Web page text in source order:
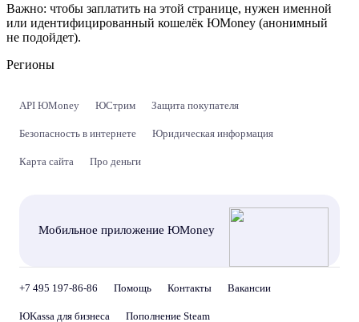
Важно: чтобы заплатить на этой странице, нужен именной
или идентифицированный кошелёк ЮMoney (анонимный
не подойдет).
Регионы
API ЮMoney ЮСтрим Защита покупателя
Безопасность в интернете Юридическая информация
Карта сайта Про деньги
Мобильное приложение ЮMoney
+7 495 197-86-86 Помощь Контакты Вакансии
ЮKassa для бизнеса Пополнение Steam